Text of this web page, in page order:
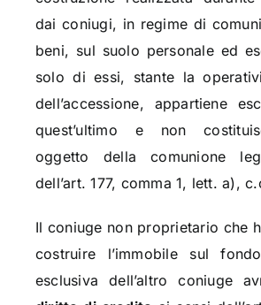
dai coniugi, in regime di
beni, sul suolo personale ed
solo di essi, stante la
dell’accessione, appartiene
quest’ultimo e non
oggetto della comunione
dell’art. 177, comma 1, lett. a),
Il coniuge non proprietario che
costruire l’immobile sul
esclusiva dell’altro coniuge